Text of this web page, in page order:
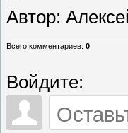
Автор:
Всего комментариев: 0
Войдите: